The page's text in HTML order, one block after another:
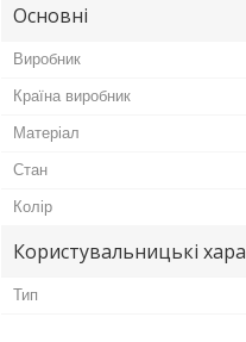
Основні
Виробник
Країна виробник
Матеріал
Стан
Колір
Користувальницькі
Тип